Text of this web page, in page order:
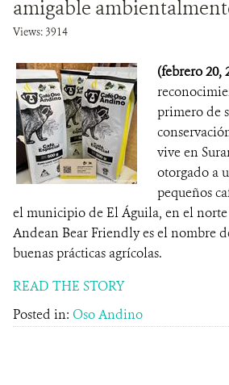
amigable
Views: 3914
(febrero 20,
primero de
vive en
otorgado a
pequeños
el municipio de El Águila, en el
Andean Bear Friendly es el nombre
buenas prácticas agrícolas.
READ THE STORY
Posted in: Oso Andino